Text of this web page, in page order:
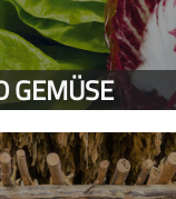
GEMÜSE